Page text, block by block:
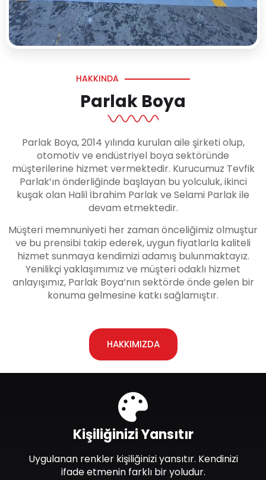
HAKKINDA
Parlak Boya
Parlak Boya, 2014 yılında kurulan aile şirketi olup,
otomotiv ve endüstriyel boya sektöründe
müşterilerine hizmet vermektedir. Kurucumuz Tevfik
Parlak’ın önderliğinde başlayan bu yolculuk, ikinci
kuşak olan Halil İbrahim Parlak ve Selami Parlak ile
devam etmektedir.
Müşteri memnuniyeti her zaman önceliğimiz olmuştur
ve bu prensibi takip ederek, uygun fiyatlarla kaliteli
hizmet sunmaya kendimizi adamış bulunmaktayız.
Yenilikçi yaklaşımımız ve müşteri odaklı hizmet
anlayışımız, Parlak Boya’nın sektörde önde gelen bir
konuma gelmesine katkı sağlamıştır.
HAKKIMIZDA
Kişiliğinizi Yansıtır
Uygulanan renkler kişiliğinizi yansıtır. Kendinizi
ifade etmenin farklı bir yoludur.